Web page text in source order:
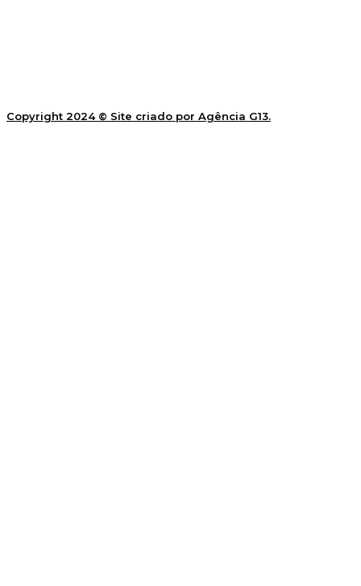
Copyright 2024 © Site criado por Agência G13.